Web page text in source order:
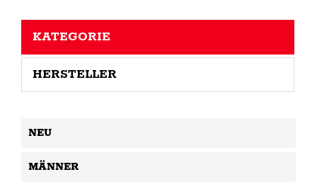
KATEGORIE
HERSTELLER
NEU
MÄNNER